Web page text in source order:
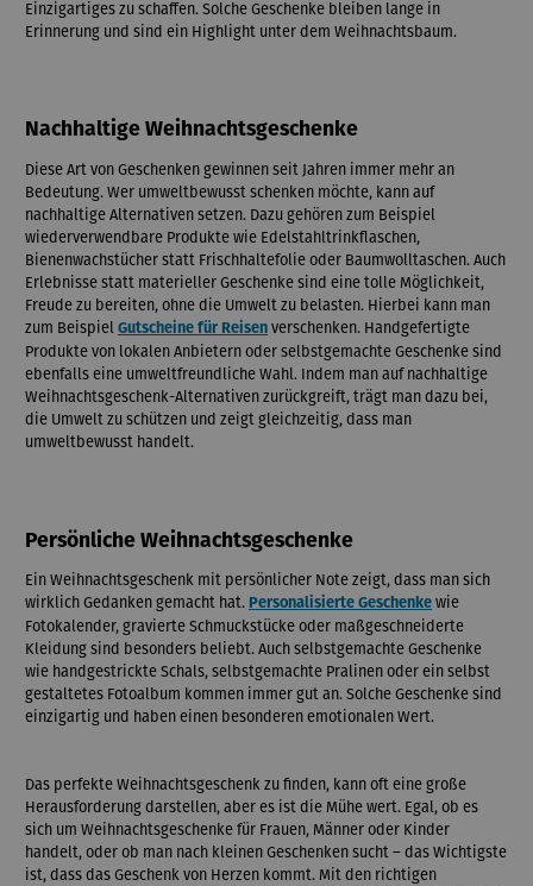
Einzigartiges zu schaffen. Solche Geschenke bleiben lange in
Erinnerung und sind ein Highlight unter dem Weihnachtsbaum.
Nachhaltige Weihnachtsgeschenke
Diese Art von Geschenken gewinnen seit Jahren immer mehr an
Bedeutung. Wer umweltbewusst schenken möchte, kann auf
nachhaltige Alternativen setzen. Dazu gehören zum Beispiel
wiederverwendbare Produkte wie Edelstahltrinkflaschen,
Bienenwachstücher statt Frischhaltefolie oder Baumwolltaschen. Auch
Erlebnisse statt materieller Geschenke sind eine tolle Möglichkeit,
Freude zu bereiten, ohne die Umwelt zu belasten. Hierbei kann man
zum Beispiel Gutscheine für Reisen verschenken. Handgefertigte
Produkte von lokalen Anbietern oder selbstgemachte Geschenke sind
ebenfalls eine umweltfreundliche Wahl. Indem man auf nachhaltige
Weihnachtsgeschenk-Alternativen zurückgreift, trägt man dazu bei,
die Umwelt zu schützen und zeigt gleichzeitig, dass man
umweltbewusst handelt.
Persönliche Weihnachtsgeschenke
Ein Weihnachtsgeschenk mit persönlicher Note zeigt, dass man sich
wirklich Gedanken gemacht hat. Personalisierte Geschenke wie
Fotokalender, gravierte Schmuckstücke oder maßgeschneiderte
Kleidung sind besonders beliebt. Auch selbstgemachte Geschenke
wie handgestrickte Schals, selbstgemachte Pralinen oder ein selbst
gestaltetes Fotoalbum kommen immer gut an. Solche Geschenke sind
einzigartig und haben einen besonderen emotionalen Wert.
Das perfekte Weihnachtsgeschenk zu finden, kann oft eine große
Herausforderung darstellen, aber es ist die Mühe wert. Egal, ob es
sich um Weihnachtsgeschenke für Frauen, Männer oder Kinder
handelt, oder ob man nach kleinen Geschenken sucht – das Wichtigste
ist, dass das Geschenk von Herzen kommt. Mit den richtigen